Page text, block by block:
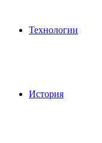
Технологии
История